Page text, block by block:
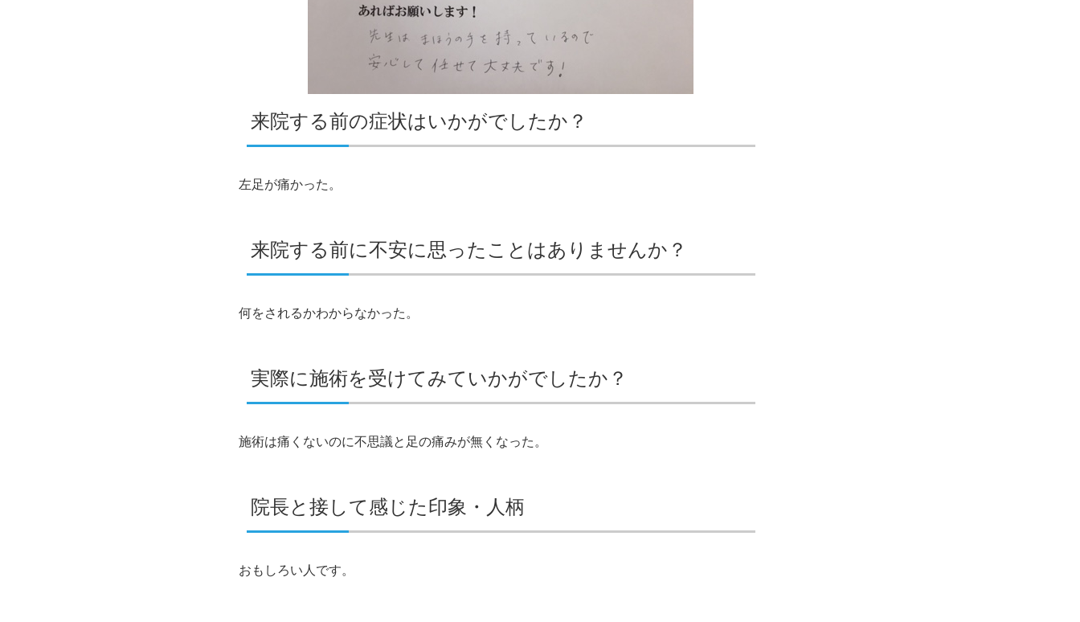
来院する前の症状はいかがでしたか？
左足が痛かった。
来院する前に不安に思ったことはありませんか？
何をされるかわからなかった。
実際に施術を受けてみていかがでしたか？
施術は痛くないのに不思議と足の痛みが無くなった。
院長と接して感じた印象・人柄
おもしろい人です。